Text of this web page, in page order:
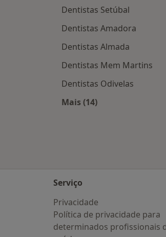
Dentistas Setúbal
Dentistas Amadora
Dentistas Almada
Dentistas Mem Martins
Dentistas Odivelas
Mais (14)
Serviço
Privacidade
Política de privacidade para
determinados profissionais